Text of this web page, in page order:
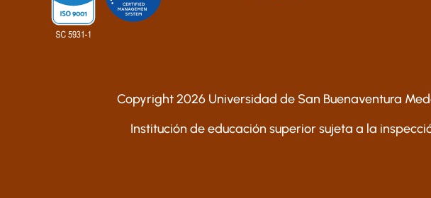
Copyright 2026 Universidad de San Buenaventura
Institución de educación superior sujeta a la